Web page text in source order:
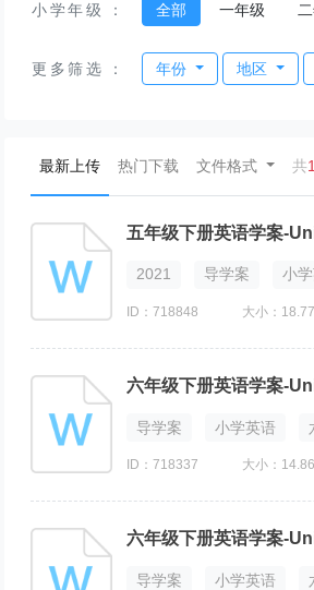
小学年级 ： 全部 一年级
更多筛选 ： 年份 地区
最新上传(current)
热门下载 文件格式 共
五年级下册英语学案-
2021 导学案 小
ID：718848 大小：
六年级下册英语学案-
导学案 小学英语
ID：718337 大小：
六年级下册英语学案-
导学案 小学英语